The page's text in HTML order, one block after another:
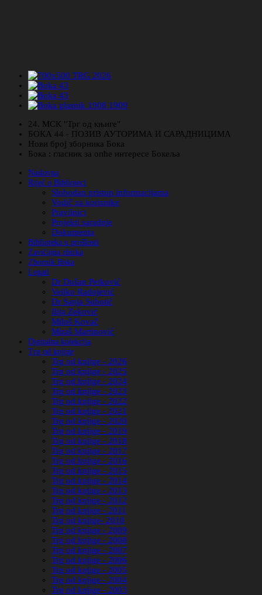
24. МСК "Трг од књиге"
БОКА 44 - ПОЗИВ АУТОРИМА И САРАДНИЦИМА
Нови број зборника Бока
Бока : гласник за опће интересе Бокеља
Naslovna
Riječ o Biblioteci
Slobodan pristup informacijama
Vodič za korisnike
Pravilnici
Projekti saradnje
Dokumenta
Biblioteka u prošlosti
Zavičajna zbirka
Zbornik Boka
Legati
Dr Dušan Petković
Veljko Radojević
Dr Sanja Subotić
Ilija Zeković
Miloš Kovač
Miraš Martinović
Digitalna kolekcija
Trg od knjige
Trg od knjige - 2026
Trg od knjige - 2025
Trg od knjige - 2024
Trg od knjige - 2023
Trg od knjige - 2022
Trg od knjige - 2021
Trg od knjige - 2020
Trg od knjige - 2019
Trg od knjige - 2018
Trg od knjige - 2017
Trg od knjige - 2016
Trg od knjige - 2015
Trg od knjige - 2014
Trg od knjige - 2013
Trg od knjige - 2012
Trg od knjige - 2011
Trg od knjige- 2010
Trg od knjige - 2009
Trg od knjige - 2008
Trg od knjige - 2007
Trg od knjige - 2006
Trg od knjige - 2005
Trg od knjige - 2004
Trg od knjige - 2003